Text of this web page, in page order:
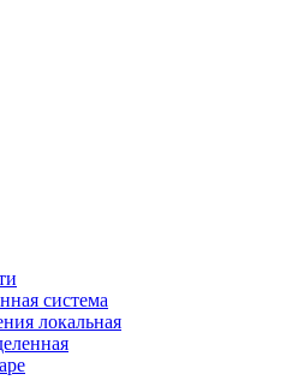
система
локальная